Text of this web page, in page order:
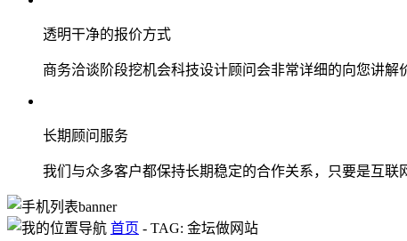
透明干净的报价方式
商务洽谈阶段挖机会科技设计顾问会非常详细的向您讲
长期顾问服务
我们与众多客户都保持长期稳定的合作关系，只要是互
首页 - TAG: 金坛做网站